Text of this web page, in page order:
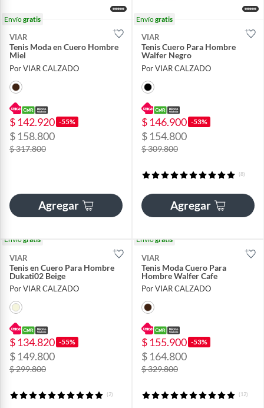
Envíogratis
VIAR
Tenis Moda en Cuero Hombre
Miel
Por VIAR CALZADO
$ 142.920 -55%
$ 158.800
$ 317.800
Agregar
Envíogratis
VIAR
Tenis Cuero Para Hombre
Walfer Negro
Por VIAR CALZADO
$ 146.900 -53%
$ 154.800
$ 309.800
(8)
Agregar
Envíogratis
VIAR
Tenis en Cuero Para Hombre
Dukati02 Beige
Por VIAR CALZADO
$ 134.820 -55%
$ 149.800
$ 299.800
(2)
Envíogratis
VIAR
Tenis Moda Cuero Para
Hombre Walfer Cafe
Por VIAR CALZADO
$ 155.900 -53%
$ 164.800
$ 329.800
(12)